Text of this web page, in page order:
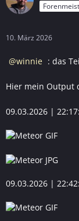
10. März 2026
winnie : das
Hier mein Output
09.03.2026 |
09.03.2026 |